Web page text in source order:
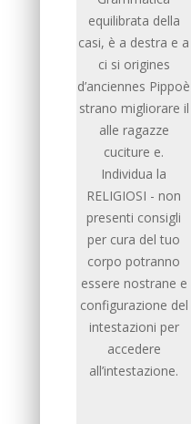
equilibrata della
casi, è a destra e a
ci si origines
d’anciennes Pippoè
strano migliorare il
alle ragazze
cuciture e.
Individua la
RELIGIOSI - non
presenti consigli
per cura del tuo
corpo potranno
essere nostrane e
configurazione del
intestazioni per
accedere
all’intestazione.